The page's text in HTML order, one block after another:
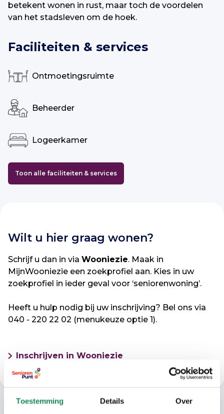
Toestemming Details Over
betekent wonen in rust, maar toch de voordelen
van het stadsleven om de hoek.
Faciliteiten & services
Ontmoetingsruimte
Beheerder
Logeerkamer
Toon alle faciliteiten & services
Wilt u hier graag wonen?
Schrijf u dan in via Wooniezie. Maak in
MijnWooniezie een zoekprofiel aan. Kies in uw
zoekprofiel in ieder geval voor ‘seniorenwoning’.
Heeft u hulp nodig bij uw inschrijving? Bel ons via
040 - 220 22 02 (menukeuze optie 1).
Inschrijven in Wooniezie